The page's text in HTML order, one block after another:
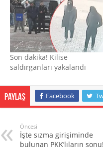
Son dakika! Kilise
saldırganları yakalandı
Paylaş Facebook
Öncesi
İşte sızma girişiminde
bulunan PKK’lıların sonu!